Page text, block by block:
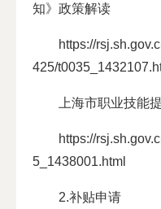
知》政策解读
https://
425/
上海市职业技能
https://
5_1438001.html
2.补贴申请